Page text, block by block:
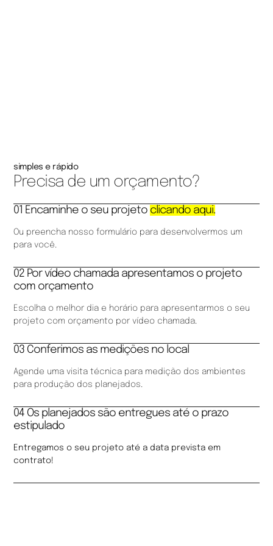
simples e rápido
Precisa de um orçamento?
01 Encaminhe o seu projeto clicando aqui.
Ou preencha nosso formulário para desenvolvermos um
para você.
02 Por vídeo chamada apresentamos o projeto
com orçamento
Escolha o melhor dia e horário para apresentarmos o seu
projeto com orçamento por vídeo chamada.
03 Conferimos as medições no local
Agende uma visita técnica para medição dos ambientes
para produção dos planejados.
04 Os planejados são entregues até o prazo
estipulado
Entregamos o seu projeto até a data prevista em
contrato!